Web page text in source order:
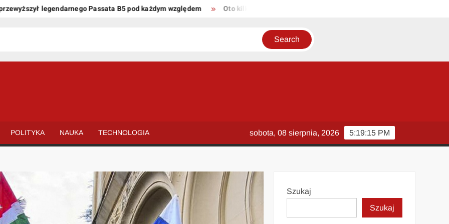
legendarnego Passata B5 pod każdym względem Oto kilka propozycji unikalnych tytułów zachowujących sens oryginału: 1.
POLITYKA NAUKA TECHNOLOGIA 5:19:16 PM
sobota, 08 sierpnia, 2026
Szukaj
Szukaj